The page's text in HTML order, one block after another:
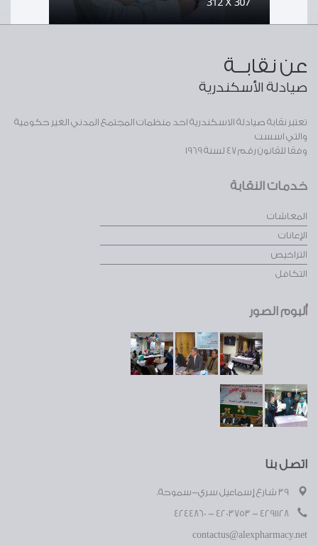
عن نقابــة
صيادلة الأسكندرية
تعتبر نقابة صيادلة الاسكندرية احد منظمات المجتمع المدني الغير حكومية
والتي اسست
وفقا للقانون رقم 47 لسنة 1969
خدمات النقابة
المعاشات
الإعانات
التراخيص
التكافل
ألبوم الصور
اتصل بنا
contactus@alexpharmacy.net